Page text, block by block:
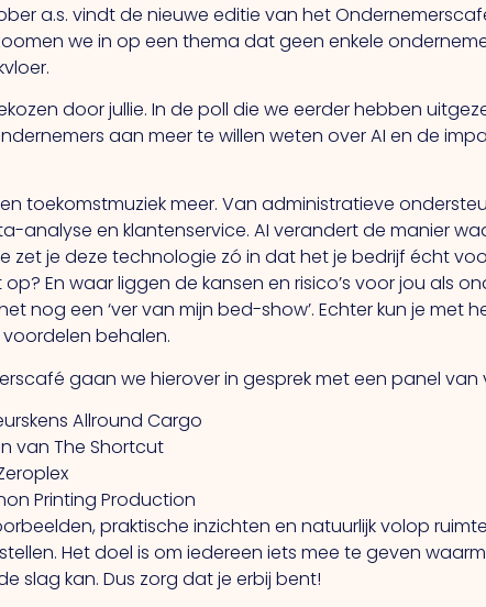
a.s. vindt de nieuwe editie van het
we in op een thema dat geen enkele
door jullie. In de poll die we eerder hebben
aan meer te willen weten over AI en de
toekomstmuziek meer. Van administratieve
analyse en klantenservice. AI verandert de manier
zet je deze technologie zó in dat het je bedrijf écht
En waar liggen de kansen en risico’s voor jou als
nog een ‘ver van mijn bed-show’. Echter kun je met
behalen.
gaan we hierover in gesprek met een panel van
Allround Cargo
van The Shortcut
Printing Production
praktische inzichten en natuurlijk volop
Het doel is om iedereen iets mee te geven
slag kan. Dus zorg dat je erbij bent!